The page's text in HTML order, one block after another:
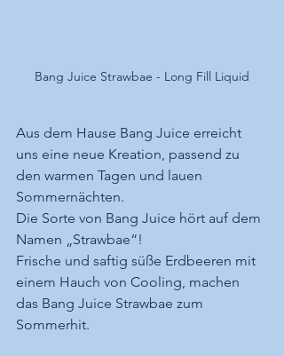
Bang Juice Strawbae - Long Fill Liquid
Aus dem Hause Bang Juice erreicht
uns eine neue Kreation, passend zu
den warmen Tagen und lauen
Sommernächten.
Die Sorte von Bang Juice hört auf dem
Namen „Strawbae“!
Frische und saftig süße Erdbeeren mit
einem Hauch von Cooling, machen
das Bang Juice Strawbae zum
Sommerhit.